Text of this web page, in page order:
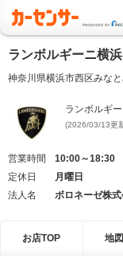
ランボルギーニ横
神奈川県横浜市西区みな
ランボルギ
(2026/03/13更
営業時間
10:00～18:30
定休日
月曜日
法人名
ボロネーゼ株
お店TOP 地